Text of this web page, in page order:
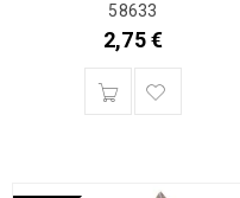
58633
2,75€